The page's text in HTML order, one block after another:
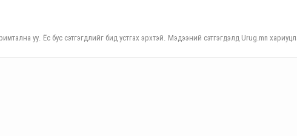
уу. Ёс бус сэтгэгдлийг бид устгах эрхтэй. Мэдээний сэтгэгдэлд Urug.mn